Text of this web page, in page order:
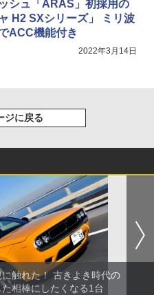
シュ「ARAS」初採用の
H2 SXシリーズ」 ミリ波
ACC機能付き
2022年3月14日
ジに戻る
触れた！ 古きよき時代の
相棒にしたくなる1台